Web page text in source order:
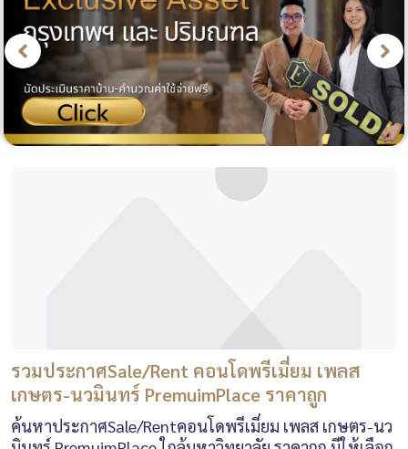
รวมประกาศSale/Rent คอนโดพรีเมี่ยม เพลส
เกษตร-นวมินทร์ PremuimPlace ราคาถูก
ค้นหาประกาศSale/Rentคอนโดพรีเมี่ยม เพลส เกษตร-นว